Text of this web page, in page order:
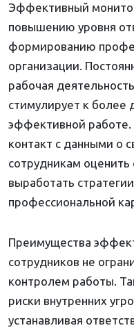
Эффективный
повышению уровня
формированию
организации.
рабочая
стимулирует к более
эффективной работе.
контакт с данными о
сотрудникам
выработать
профессиональной
Преимущества
сотрудников не
контролем работы.
риски внутренних
устанавливая